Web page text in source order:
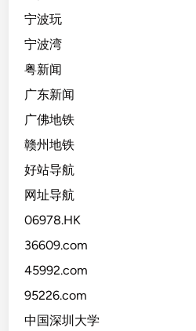
宁波玩
宁波湾
粤新闻
广东新闻
广佛地铁
赣州地铁
好站导航
网址导航
06978.HK
36609.com
45992.com
95226.com
中国深圳大学